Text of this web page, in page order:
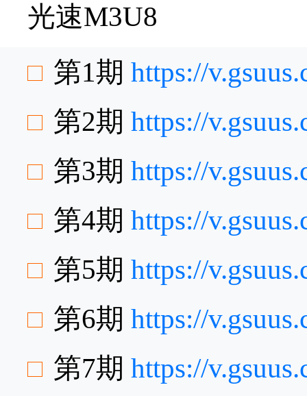
光速M3U8
第1期 https://
第2期 https://
第3期 https://
第4期 https://
第5期 https://
第6期 https://
第7期 https://